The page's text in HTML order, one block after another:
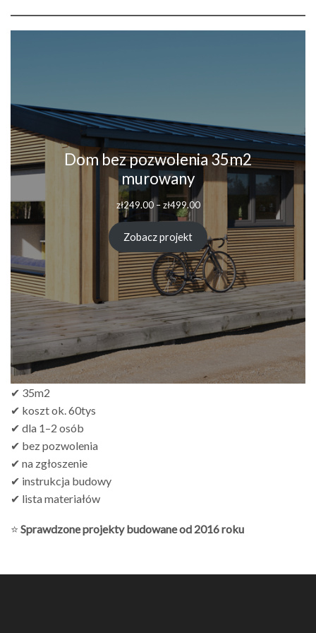
Dom bez pozwolenia 35m2
murowany
zł249.00 – zł499.00Zakres
od
zł249.00
do
zł499.00
Zobacz projekt
✔ 35m2
✔ koszt ok. 60tys
✔ dla 1–2 osób
✔ bez pozwolenia
✔ na zgłoszenie
✔ instrukcja budowy
✔ lista materiałów
⭐ Sprawdzone projekty budowane od 2016 roku